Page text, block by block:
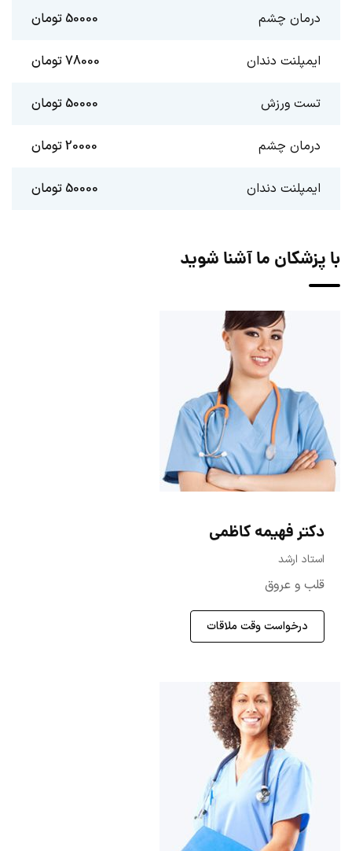
درمان چشم 50000 تومان
ایمپلنت دندان 78000 تومان
تست ورزش 50000 تومان
درمان چشم 20000 تومان
ایمپلنت دندان 50000 تومان
با پزشکان ما آشنا شوید
دکتر فهیمه کاظمی
استاد ارشد
قلب و عروق
درخواست وقت ملاقات